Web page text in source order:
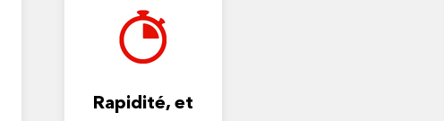
Rapidité, et